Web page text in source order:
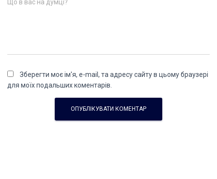
Що в вас на думці?
Зберегти моє ім'я, e-mail, та адресу сайту в цьому браузері
для моїх подальших коментарів.